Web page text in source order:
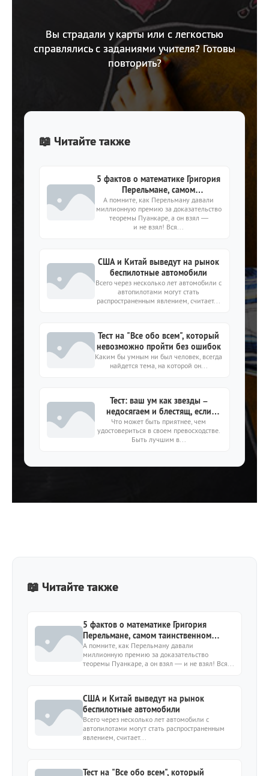
Вы страдали у карты или с легкостью
справлялись с заданиями учителя? Готовы
повторить?
📖 Читайте также
5 фактов о математике Григория
Перельмане, самом
таинственном гении
современности
А помните, как Перельману давали
миллионную премию за доказательство
теоремы Пуанкаре, а он взял —
и не взял! Вся...
США и Китай выведут на рынок
беспилотные автомобили
Всего через несколько лет автомобили с
автопилотами могут стать
распространенным явлением, считает...
Тест на "Все обо всем", который
невозможно пройти без ошибок
Каким бы умным ни был человек, всегда
найдется тема, на которой он...
Тест: ваш ум как звезды –
недосягаем и блестящ, если
сделаете 0 ошибок
Что может быть приятнее, чем
удостовериться в своем превосходстве.
Быть лучшим в...
📖 Читайте также
5 фактов о математике Григория
Перельмане, самом таинственном
гении современности
А помните, как Перельману давали
миллионную премию за доказательство
теоремы Пуанкаре, а он взял — и не взял! Вся...
США и Китай выведут на рынок
беспилотные автомобили
Всего через несколько лет автомобили с
автопилотами могут стать распространенным
явлением, считает...
Тест на "Все обо всем", который